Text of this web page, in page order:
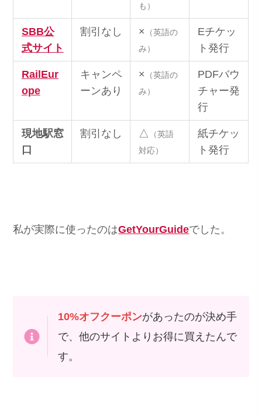
も）
SBB公
式サイト
割引なし ×
（英語の
み）
Eチケッ
ト発行
RailEur
ope
キャンペ
ーンあり
×
（英語の
み）
PDFバウ
チャー発
行
現地駅窓
口
割引なし △
（英語
対応）
紙チケッ
ト発行
私が実際に使ったのはGetYourGuideでした。
10%オフクーポンがあったのが決め手
で、他のサイトよりお得に買えたんで
す。